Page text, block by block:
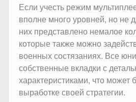
Если учесть режим
вполне много уровней, но не
них представлено немалое
которые также можно
военных состязаниях. Все
собственные вкладки с
характеристиками, что может
выработке своей стратегии.